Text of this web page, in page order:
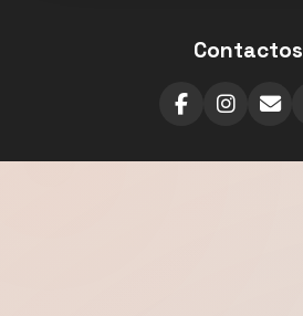
Contactos